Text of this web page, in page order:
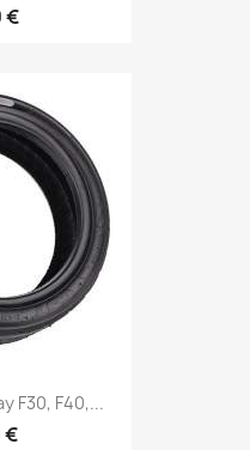
€
F30, F40,...
€